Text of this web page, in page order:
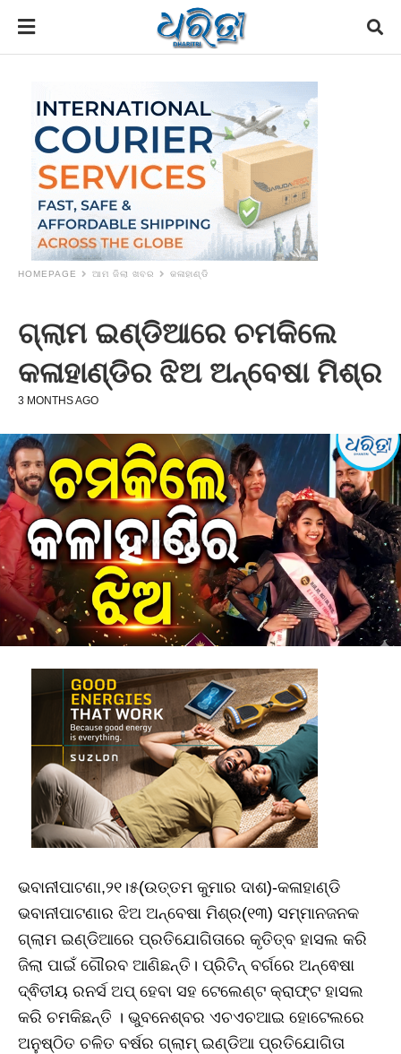
HOMEPAGE ଆମ ଜିଲା ଖବର କଳାହାଣ୍ଡି
ଗ୍ଲାମ ଇଣ୍ଡିଆରେ ଚମକିଲେ
କଳାହାଣ୍ଡିର ଝିଅ ଅନ୍ବେଷା ମିଶ୍ର
3 MONTHS AGO
ଭବାନୀପାଟଣା,୨୧।୫(ଉତ୍ତମ କୁମାର ଦାଶ)-କଳାହାଣ୍ଡି
ଭବାନୀପାଟଣାର ଝିଅ ଅନ୍ବେଷା ମିଶ୍ର(୧୩) ସମ୍ମାନଜନକ
ଗ୍ଲାମ ଇଣ୍ଡିଆରେ ପ୍ରତିଯୋଗିତାରେ କୃତିତ୍ବ ହାସଲ କରି
ଜିଲା ପାଇଁ ଗୌରବ ଆଣିଛନ୍ତି। ପ୍ରିଟିନ୍ ବର୍ଗରେ ଅନ୍ଵେଷା
ଦ୍ଵିତୀୟ ରନର୍ସ ଅପ୍ ହେବା ସହ ଟେଲେଣ୍ଟ କ୍ରାଫ୍ଟ ହାସଲ
କରି ଚମକିଛନ୍ତି । ଭୁବନେଶ୍ବର ଏଚଏଚଆଇ ହୋଟେଲରେ
ଅନୁଷ୍ଠିତ ଚଳିତ ବର୍ଷର ଗ୍ଲାମ୍ ଇଣ୍ଡିଆ ପ୍ରତିଯୋଗିତା